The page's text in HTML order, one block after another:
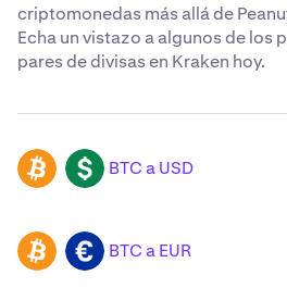
criptomonedas más allá de
Echa un vistazo a algunos de los
pares de divisas en Kraken hoy.
BTC USD BTC a USD
BTC EUR BTC a EUR